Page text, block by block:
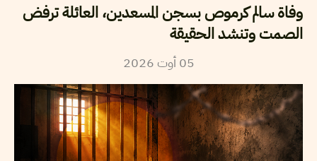
وفاة سالم كرموص بسجن المسعدين، العائلة ترفض
الصمت وتنشد الحقيقة
05 أوت2026